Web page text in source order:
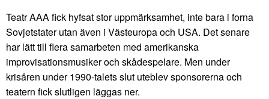
Teatr AAA fick hyfsat stor uppmärksamhet, inte bara i forna
Sovjetstater utan även i Västeuropa och USA. Det senare
har lätt till flera samarbeten med amerikanska
improvisationsmusiker och skådespelare. Men under
krisåren under 1990-talets slut uteblev sponsorerna och
teatern fick slutligen läggas ner.